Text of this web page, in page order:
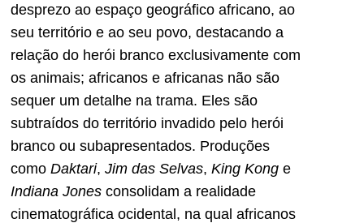
desprezo ao espaço geográfico africano, ao
seu território e ao seu povo, destacando a
relação do herói branco exclusivamente com
os animais; africanos e africanas não são
sequer um detalhe na trama. Eles são
subtraídos do território invadido pelo herói
branco ou subapresentados. Produções
como Daktari, Jim das Selvas, King Kong e
Indiana Jones consolidam a realidade
cinematográfica ocidental, na qual africanos